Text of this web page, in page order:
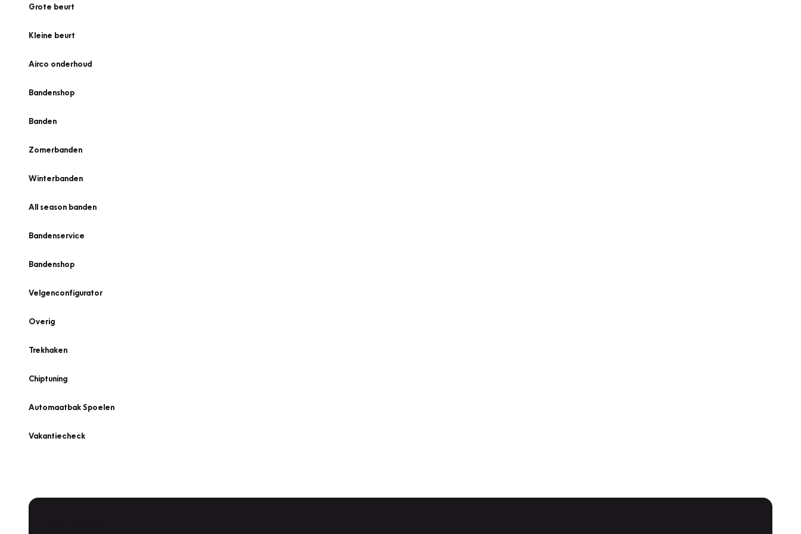
Grote beurt
Kleine beurt
Airco onderhoud
Bandenshop
Banden
Zomerbanden
Winterbanden
All season banden
Bandenservice
Bandenshop
Velgenconfigurator
Overig
Trekhaken
Chiptuning
Automaatbak Spoelen
Vakantiecheck